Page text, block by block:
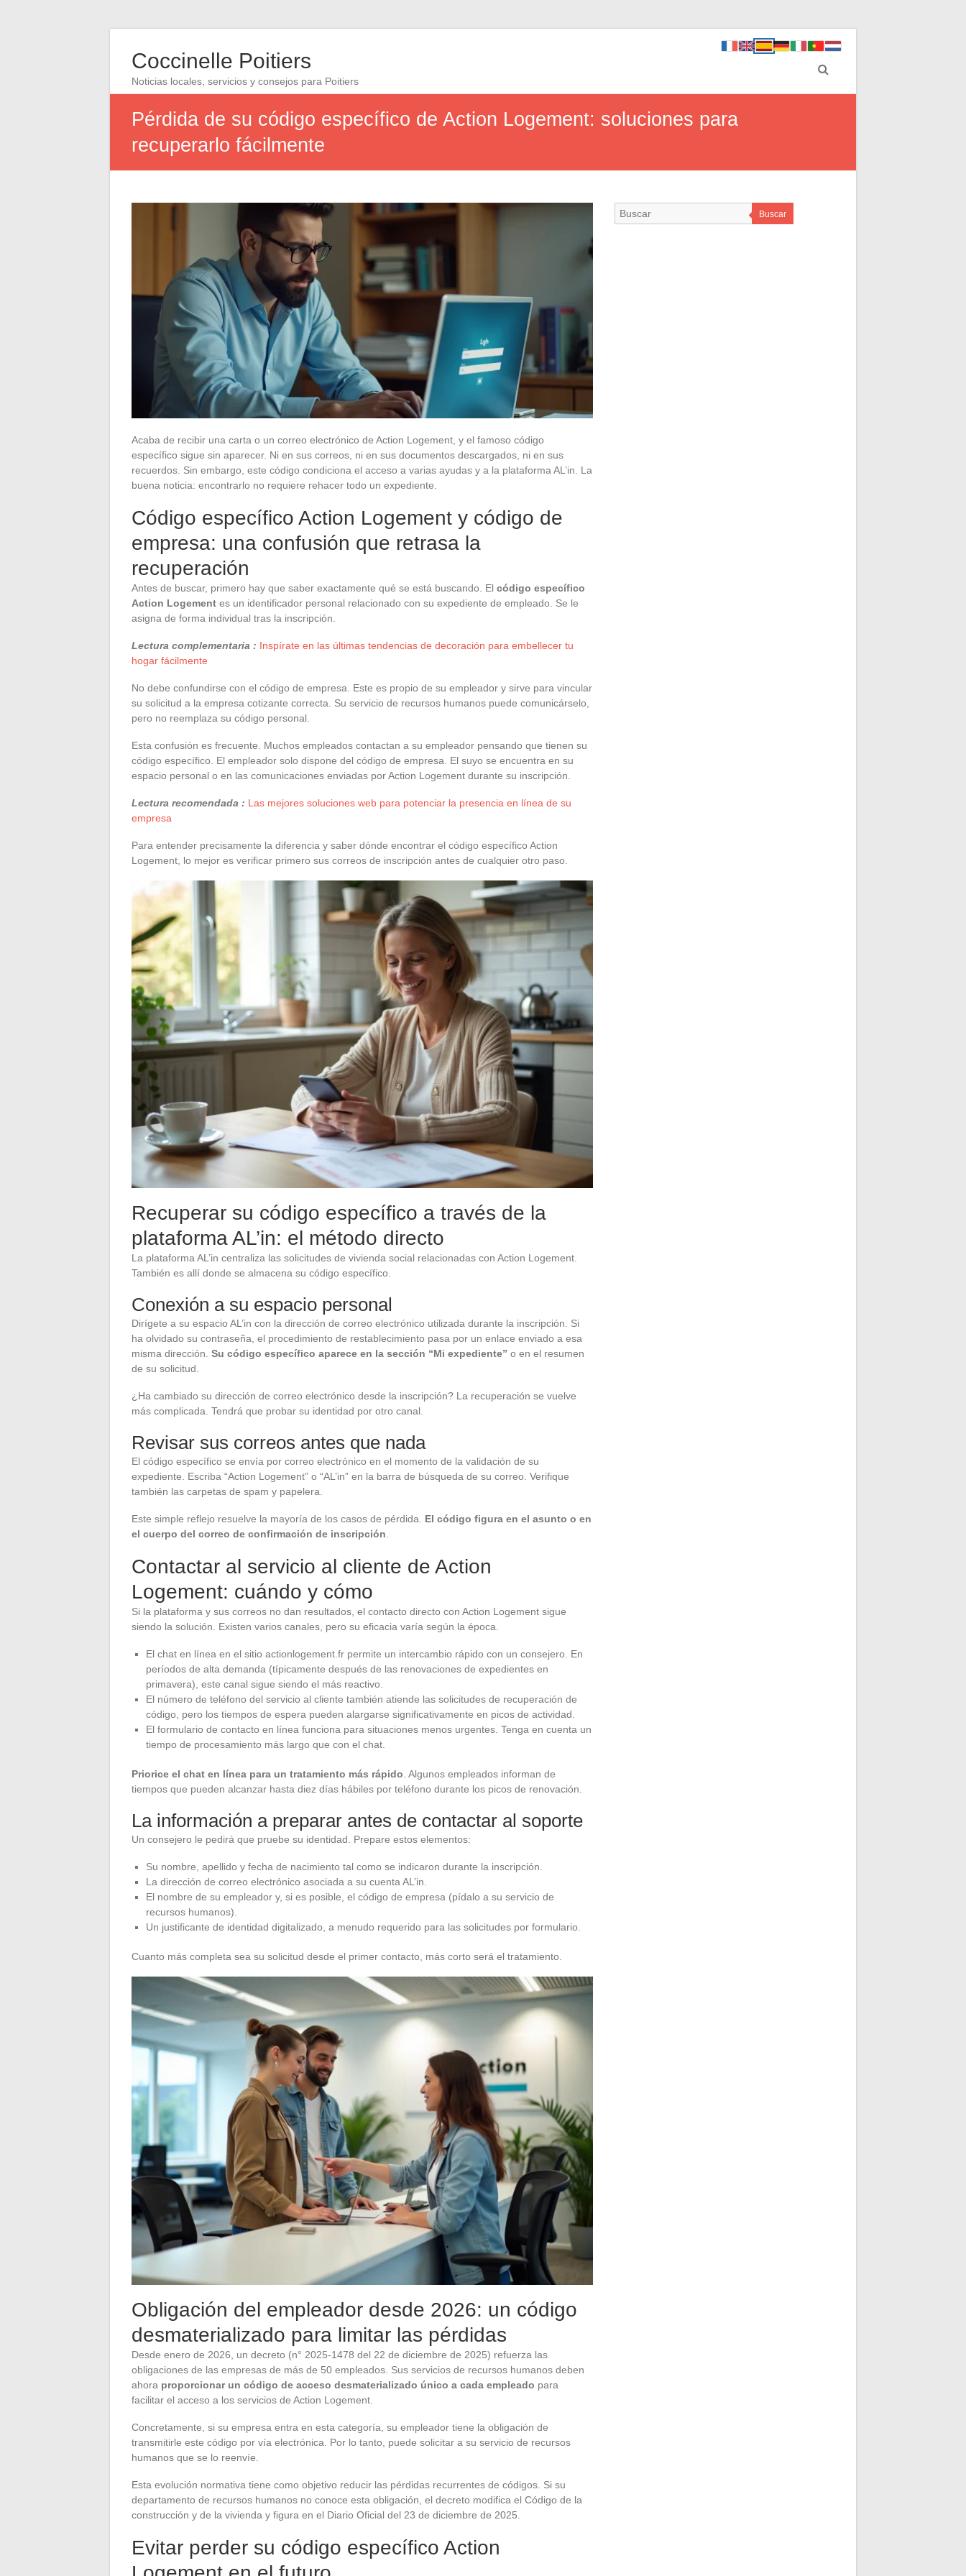
Coccinelle Poitiers
Noticias locales, servicios y consejos para Poitiers
Pérdida de su código específico de Action Logement: soluciones para
recuperarlo fácilmente
Acaba de recibir una carta o un correo electrónico de Action Logement, y el famoso código
específico sigue sin aparecer. Ni en sus correos, ni en sus documentos descargados, ni en sus
recuerdos. Sin embargo, este código condiciona el acceso a varias ayudas y a la plataforma AL’in. La
buena noticia: encontrarlo no requiere rehacer todo un expediente.
Código específico Action Logement y código de
empresa: una confusión que retrasa la
recuperación
Antes de buscar, primero hay que saber exactamente qué se está buscando. El código específico
Action Logement es un identificador personal relacionado con su expediente de empleado. Se le
asigna de forma individual tras la inscripción.
Lectura complementaria : Inspírate en las últimas tendencias de decoración para embellecer tu
hogar fácilmente
No debe confundirse con el código de empresa. Este es propio de su empleador y sirve para vincular
su solicitud a la empresa cotizante correcta. Su servicio de recursos humanos puede comunicárselo,
pero no reemplaza su código personal.
Esta confusión es frecuente. Muchos empleados contactan a su empleador pensando que tienen su
código específico. El empleador solo dispone del código de empresa. El suyo se encuentra en su
espacio personal o en las comunicaciones enviadas por Action Logement durante su inscripción.
Lectura recomendada : Las mejores soluciones web para potenciar la presencia en línea de su
empresa
Para entender precisamente la diferencia y saber dónde encontrar el código específico Action
Logement, lo mejor es verificar primero sus correos de inscripción antes de cualquier otro paso.
Recuperar su código específico a través de la
plataforma AL’in: el método directo
La plataforma AL’in centraliza las solicitudes de vivienda social relacionadas con Action Logement.
También es allí donde se almacena su código específico.
Conexión a su espacio personal
Dirígete a su espacio AL’in con la dirección de correo electrónico utilizada durante la inscripción. Si
ha olvidado su contraseña, el procedimiento de restablecimiento pasa por un enlace enviado a esa
misma dirección. Su código específico aparece en la sección “Mi expediente” o en el resumen
de su solicitud.
¿Ha cambiado su dirección de correo electrónico desde la inscripción? La recuperación se vuelve
más complicada. Tendrá que probar su identidad por otro canal.
Revisar sus correos antes que nada
El código específico se envía por correo electrónico en el momento de la validación de su
expediente. Escriba “Action Logement” o “AL’in” en la barra de búsqueda de su correo. Verifique
también las carpetas de spam y papelera.
Este simple reflejo resuelve la mayoría de los casos de pérdida. El código figura en el asunto o en
el cuerpo del correo de confirmación de inscripción.
Contactar al servicio al cliente de Action
Logement: cuándo y cómo
Si la plataforma y sus correos no dan resultados, el contacto directo con Action Logement sigue
siendo la solución. Existen varios canales, pero su eficacia varía según la época.
El chat en línea en el sitio actionlogement.fr permite un intercambio rápido con un consejero. En
períodos de alta demanda (típicamente después de las renovaciones de expedientes en
primavera), este canal sigue siendo el más reactivo.
El número de teléfono del servicio al cliente también atiende las solicitudes de recuperación de
código, pero los tiempos de espera pueden alargarse significativamente en picos de actividad.
El formulario de contacto en línea funciona para situaciones menos urgentes. Tenga en cuenta un
tiempo de procesamiento más largo que con el chat.
Priorice el chat en línea para un tratamiento más rápido. Algunos empleados informan de
tiempos que pueden alcanzar hasta diez días hábiles por teléfono durante los picos de renovación.
La información a preparar antes de contactar al soporte
Un consejero le pedirá que pruebe su identidad. Prepare estos elementos:
Su nombre, apellido y fecha de nacimiento tal como se indicaron durante la inscripción.
La dirección de correo electrónico asociada a su cuenta AL’in.
El nombre de su empleador y, si es posible, el código de empresa (pídalo a su servicio de
recursos humanos).
Un justificante de identidad digitalizado, a menudo requerido para las solicitudes por formulario.
Cuanto más completa sea su solicitud desde el primer contacto, más corto será el tratamiento.
Obligación del empleador desde 2026: un código
desmaterializado para limitar las pérdidas
Desde enero de 2026, un decreto (n° 2025-1478 del 22 de diciembre de 2025) refuerza las
obligaciones de las empresas de más de 50 empleados. Sus servicios de recursos humanos deben
ahora proporcionar un código de acceso desmaterializado único a cada empleado para
facilitar el acceso a los servicios de Action Logement.
Concretamente, si su empresa entra en esta categoría, su empleador tiene la obligación de
transmitirle este código por vía electrónica. Por lo tanto, puede solicitar a su servicio de recursos
humanos que se lo reenvíe.
Esta evolución normativa tiene como objetivo reducir las pérdidas recurrentes de códigos. Si su
departamento de recursos humanos no conoce esta obligación, el decreto modifica el Código de la
construcción y de la vivienda y figura en el Diario Oficial del 23 de diciembre de 2025.
Evitar perder su código específico Action
Buscar